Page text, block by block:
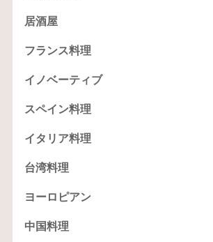
居酒屋
フランス料理
イノベーティブ
スペイン料理
イタリア料理
台湾料理
ヨーロピアン
中国料理